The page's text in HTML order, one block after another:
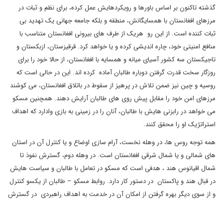
گذشته تاکنون بر اساس باورها و رویکردهایش عمل کرده، برای نظم و ثبات در
مرزهای افغانستان با همسایگانش، منطقه و بلکه جامعه جهانی یک تهدید بی
ثبات کننده است. از این رو هریک از طرف های بیرونی افغانستان متناسب با
منافع امنیتی خود، چاره اندیشی کرده و یا خواهد کرد. قرقیزستان، ازبکستان و
تاجیکستان سه کشور آسیای میانه و همسایه با افغانستان، از حالا خود را برای
روزگار سخت قدرت گرفتن دوباره طالبان آماده کرده اند. این در حالی است که
روسیه و چین نیز ضمن تلاش در پرهیز از سقوط در باتلاق افغانستان، می کوشند
مرزهای امن خود را مقابل پیش روی های طالبان آرایش دهند. همچنین مسکو
می خواهد در رابزنی هایش با طالبان، آنان را در زمینی به بازی وادارد که اهداف
استراتژیک او را محقق کنند.
همه توجه روس ها، در وهله نخست، آرام سازی اوضاع و یا کنترل آن در استان
های شمالی و یا شمال شرقی افغانستان است. در وهله دوم، گسترش نفوذ تا
شمال اقیانوس هند ، هدفی است که مسکو در تعامل با طالبان و سیاست هایش
در قبال هند و پاکستان در دستور کار دارد. روابط مسکو – طالبان از یکسو کنترل
و از سوی دیگر بهره گرفتن از امکان آن در خدمت به اهداف راهبردی در گسترش